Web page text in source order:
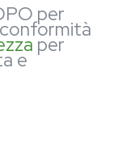
per
conformità
per
e